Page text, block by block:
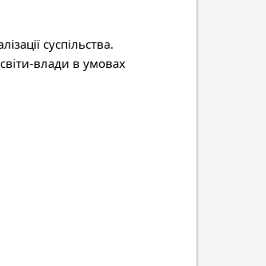
суспільства.
влади в умовах